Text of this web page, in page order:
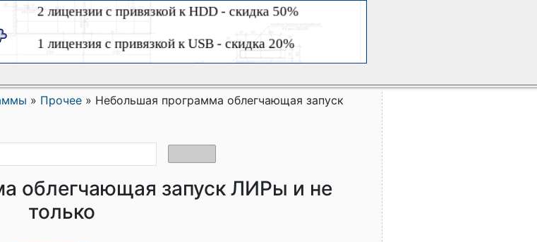
» Прочее » Небольшая программа облегчающая запуск
облегчающая запуск ЛИРы и не
только